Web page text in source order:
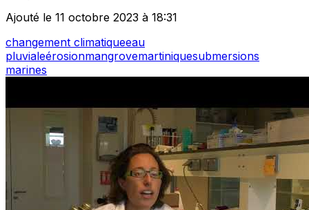
Ajouté le 11 octobre 2023 à 18:31
changement climatiqueeau
pluvialeérosionmangrovemartiniquesubmersions
marines